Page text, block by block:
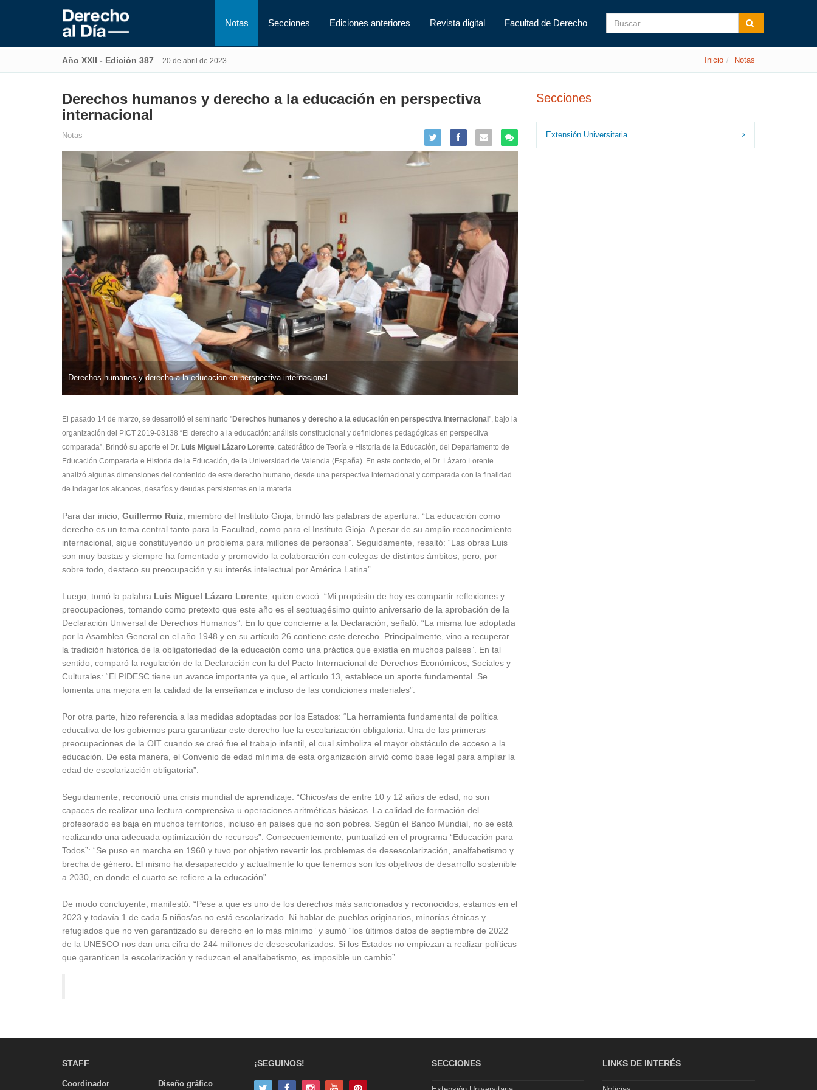
Notas Secciones Ediciones anteriores Revista digital Facultad de Derecho
Año XXII - Edición 387 20 de abril de 2023 Inicio Notas
Derechos humanos y derecho a la educación en perspectiva
internacional
Notas
Derechos humanos y derecho a la educación en perspectiva internacional
El pasado 14 de marzo, se desarrolló el seminario "Derechos humanos y derecho a la educación en perspectiva internacional ", bajo la
organización del PICT 2019-03138 “El derecho a la educación: análisis constitucional y definiciones pedagógicas en perspectiva
comparada”. Brindó su aporte el Dr. Luis Miguel Lázaro Lorente, catedrático de Teoría e Historia de la Educación, del Departamento de
Educación Comparada e Historia de la Educación, de la Universidad de Valencia (España). En este contexto, el Dr. Lázaro Lorente
analizó algunas dimensiones del contenido de este derecho humano, desde una perspectiva internacional y comparada con la finalidad
de indagar los alcances, desafíos y deudas persistentes en la materia.
Para dar inicio, Guillermo Ruiz , miembro del Instituto Gioja, brindó las palabras de apertura: “La educación como
derecho es un tema central tanto para la Facultad, como para el Instituto Gioja. A pesar de su amplio reconocimiento
internacional, sigue constituyendo un problema para millones de personas”. Seguidamente, resaltó: “Las obras Luis
son muy bastas y siempre ha fomentado y promovido la colaboración con colegas de distintos ámbitos, pero, por
sobre todo, destaco su preocupación y su interés intelectual por América Latina”.
Luego, tomó la palabra Luis Miguel Lázaro Lorente , quien evocó: “Mi propósito de hoy es compartir reflexiones y
preocupaciones, tomando como pretexto que este año es el septuagésimo quinto aniversario de la aprobación de la
Declaración Universal de Derechos Humanos”. En lo que concierne a la Declaración, señaló: “La misma fue adoptada
por la Asamblea General en el año 1948 y en su artículo 26 contiene este derecho. Principalmente, vino a recuperar
la tradición histórica de la obligatoriedad de la educación como una práctica que existía en muchos países”. En tal
sentido, comparó la regulación de la Declaración con la del Pacto Internacional de Derechos Económicos, Sociales y
Culturales: “El PIDESC tiene un avance importante ya que, el artículo 13, establece un aporte fundamental. Se
fomenta una mejora en la calidad de la enseñanza e incluso de las condiciones materiales”.
Por otra parte, hizo referencia a las medidas adoptadas por los Estados: “La herramienta fundamental de política
educativa de los gobiernos para garantizar este derecho fue la escolarización obligatoria. Una de las primeras
preocupaciones de la OIT cuando se creó fue el trabajo infantil, el cual simboliza el mayor obstáculo de acceso a la
educación. De esta manera, el Convenio de edad mínima de esta organización sirvió como base legal para ampliar la
edad de escolarización obligatoria”.
Seguidamente, reconoció una crisis mundial de aprendizaje: “Chicos/as de entre 10 y 12 años de edad, no son
capaces de realizar una lectura comprensiva u operaciones aritméticas básicas. La calidad de formación del
profesorado es baja en muchos territorios, incluso en países que no son pobres. Según el Banco Mundial, no se está
realizando una adecuada optimización de recursos”. Consecuentemente, puntualizó en el programa “Educación para
Todos”: “Se puso en marcha en 1960 y tuvo por objetivo revertir los problemas de desescolarización, analfabetismo y
brecha de género. El mismo ha desaparecido y actualmente lo que tenemos son los objetivos de desarrollo sostenible
a 2030, en donde el cuarto se refiere a la educación”.
De modo concluyente, manifestó: “Pese a que es uno de los derechos más sancionados y reconocidos, estamos en el
2023 y todavía 1 de cada 5 niños/as no está escolarizado. Ni hablar de pueblos originarios, minorías étnicas y
refugiados que no ven garantizado su derecho en lo más mínimo” y sumó “los últimos datos de septiembre de 2022
de la UNESCO nos dan una cifra de 244 millones de desescolarizados. Si los Estados no empiezan a realizar políticas
que garanticen la escolarización y reduzcan el analfabetismo, es imposible un cambio”.
Secciones
Extensión Universitaria
STAFF
Coordinador Diseño gráfico
¡SEGUINOS! SECCIONES LINKS DE INTERÉS